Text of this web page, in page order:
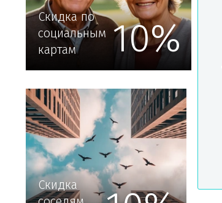
Скидка по
социальным
картам
10%
Скидка